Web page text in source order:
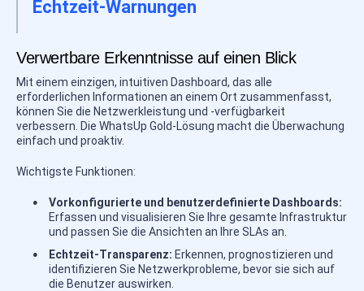
Echtzeit-Warnungen
Verwertbare Erkenntnisse auf einen Blick
Mit einem einzigen, intuitiven Dashboard, das alle
erforderlichen Informationen an einem Ort zusammenfasst,
können Sie die Netzwerkleistung und -verfügbarkeit
verbessern. Die WhatsUp Gold-Lösung macht die Überwachung
einfach und proaktiv.
Wichtigste Funktionen:
Vorkonfigurierte und benutzerdefinierte Dashboards:
Erfassen und visualisieren Sie Ihre gesamte Infrastruktur
und passen Sie die Ansichten an Ihre SLAs an.
Echtzeit-Transparenz: Erkennen, prognostizieren und
identifizieren Sie Netzwerkprobleme, bevor sie sich auf
die Benutzer auswirken.